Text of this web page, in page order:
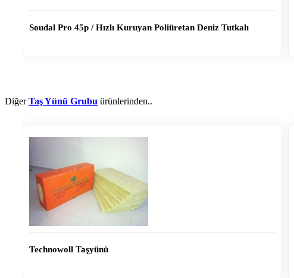
Tutkalı Soudal Acryrub Flexı
DiğerTaş Yünü Grubu ürünlerinden..
Technowoll Taşyünü